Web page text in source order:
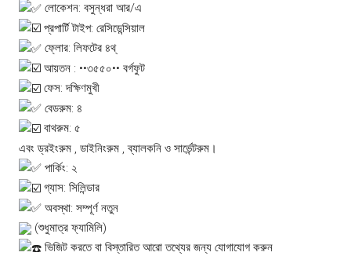
লোকেশন: বসুন্ধরা আর/এ
প্রপার্টি টাইপ: রেসিডেন্সিয়াল
ফ্লোর: লিফটের ৪থ্
আয়তন : ••৩৫৫০•• বর্গফুট
ফেস: দক্ষিণমুখী
বেডরুম: ৪
বাথরুম: ৫
এবং ড্রইংরুম , ডাইনিংরুম , ব্যালকনি ও সার্ভেন্টরুম।
পার্কিং: ২
গ্যাস: সিলিন্ডার
অবস্থা: সম্পূর্ণ নতুন
(শুধুমাত্র ফ্যামিলি)
ভিজিট করতে বা বিস্তারিত আরো তথ্যের জন্য যোগাযোগ করুন